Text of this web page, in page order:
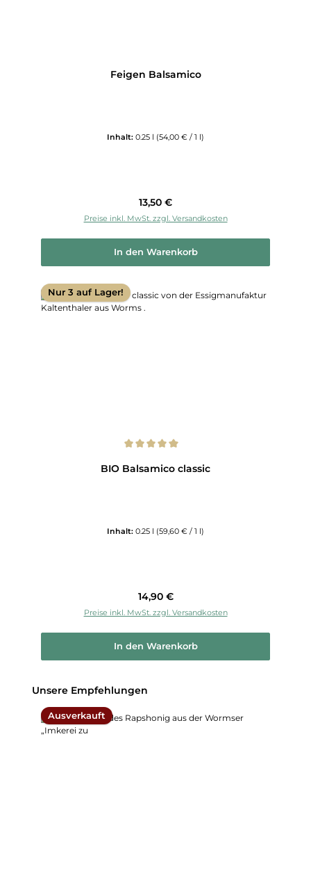
Feigen Balsamico
Inhalt: 0.25 l (54,00 € / 1 l)
Regulärer Preis:
13,50 €
Preise inkl. MwSt. zzgl. Versandkosten
In den Warenkorb
Nur 3 auf Lager!
BIO Balsamico classic
Inhalt: 0.25 l (59,60 € / 1 l)
Regulärer Preis:
14,90 €
Preise inkl. MwSt. zzgl. Versandkosten
In den Warenkorb
Produktgalerie überspringen
Unsere Empfehlungen
Ausverkauft